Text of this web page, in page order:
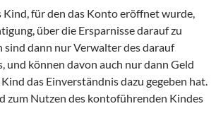
Kind, für den das Konto eröffnet wurde,
über die Ersparnisse darauf zu
sind dann nur Verwalter des darauf
und können davon auch nur dann Geld
das Einverständnis dazu gegeben hat.
zum Nutzen des kontoführenden Kindes